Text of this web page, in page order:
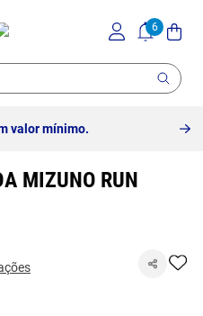
valor mínimo.
MIZUNO RUN